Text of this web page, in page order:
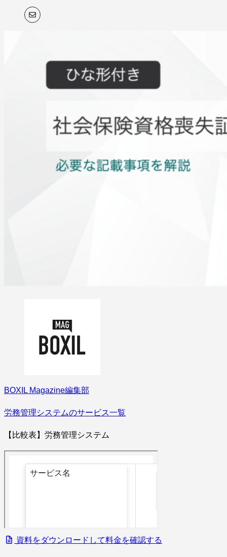
BOXIL Magazine編集部
労務管理システムのサービス一覧
【比較表】労務管理システム
資料をダウンロードして料金を確認する